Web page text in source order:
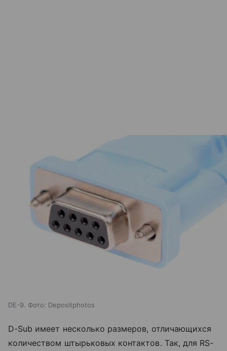
DE-9. Фото: Depositphotos
D-Sub имеет несколько размеров, отличающихся
количеством штырьковых контактов. Так, для RS-